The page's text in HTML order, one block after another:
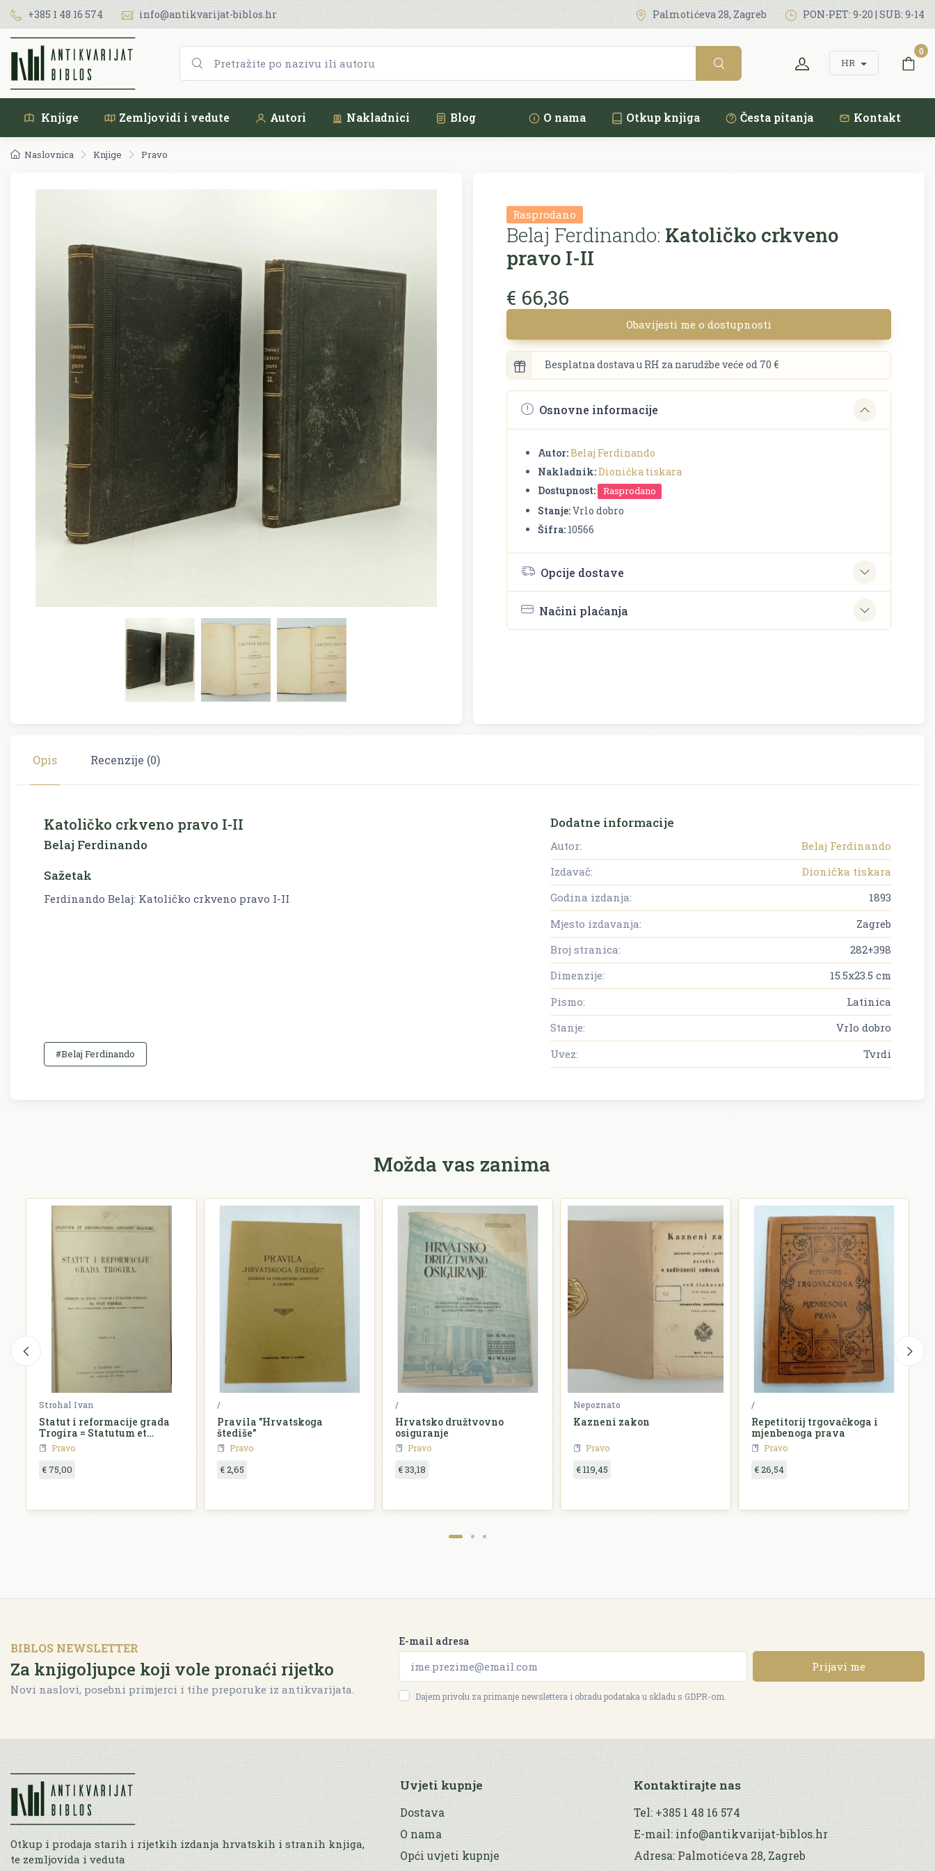
+385 1 48 16 574 info@antikvarijat-biblos.hr Palmotićeva 28, Zagreb PON-PET: 9-20 | SUB: 9-14
HR
0
Knjige Zemljovidi i vedute Autori Nakladnici Blog O nama Otkup knjiga Česta pitanja Kontakt
Naslovnica Knjige Pravo
Rasprodano
Belaj Ferdinando: Katoličko crkveno
pravo I-II
€ 66,36
Obavijesti me o dostupnosti
Besplatna dostava u RH za narudžbe veće od 70 €
Osnovne informacije
Autor:Belaj Ferdinando
Nakladnik:Dionička tiskara
Dostupnost:
Rasprodano
Stanje:Vrlo dobro
Šifra: 10566
Opcije dostave
Načini plaćanja
Opis Recenzije (0)
Katoličko crkveno pravo I-II
Belaj Ferdinando
Sažetak
Ferdinando Belaj: Katoličko crkveno pravo I-II
#Belaj Ferdinando
Dodatne informacije
Autor:
Belaj Ferdinando
Izdavač:
Dionička tiskara
Godina izdanja:
1893
Mjesto izdavanja:
Zagreb
Broj stranica:
282+398
Dimenzije:
15.5x23.5 cm
Pismo:
Latinica
Stanje:
Vrlo dobro
Uvez:
Tvrdi
Možda vas zanima
Strohal Ivan
Statut i reformacije grada
Trogira = Statutum et
reformationes civitatis
Tragurii
Pravo
€ 75,00
/
Pravila "Hrvatskoga
štediše"
Pravo
€ 2,65
/
Hrvatsko družtvovno
osiguranje
Pravo
€ 33,18
Nepoznato
Kazneni zakon
Pravo
€ 119,45
/
Repetitorij trgovačkoga i
mjenbenoga prava
Pravo
€ 26,54
BIBLOS NEWSLETTER
Za knjigoljupce koji vole pronaći rijetko
Novi naslovi, posebni primjerci i tihe preporuke iz antikvarijata.
E-mail adresa
Prijavi me
Dajem privolu za primanje newslettera i obradu podataka u skladu s GDPR-om.
Otkup i prodaja starih i rijetkih izdanja hrvatskih i stranih knjiga,
te zemljovida i veduta
Uvjeti kupnje
Dostava
O nama
Opći uvjeti kupnje
Kontaktirajte nas
Tel: +385 1 48 16 574
E-mail: info@antikvarijat-biblos.hr
Adresa: Palmotićeva 28, Zagreb